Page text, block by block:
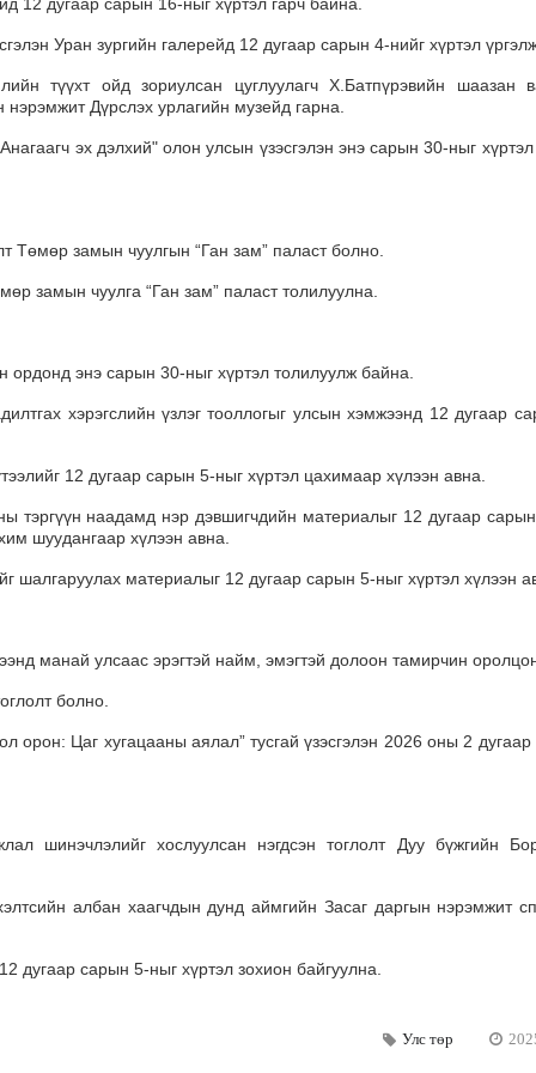
Уран зургийн галерейд 12 дугаар сарын 4-нийг хүртэл
түүхт ойд зориулсан цуглуулагч Х.Батпүрэвийн шаазан
Дүрслэх урлагийн музейд гарна.
эх дэлхий" олон улсын үзэсгэлэн энэ сарын 30-ныг
Төмөр замын чуулгын “Ган зам” паласт болно.
замын чуулга “Ган зам” паласт толилуулна.
ордонд энэ сарын 30-ныг хүртэл толилуулж байна.
хэрэгслийн үзлэг тооллогыг улсын хэмжээнд 12 дугаар
12 дугаар сарын 5-ныг хүртэл цахимаар хүлээн авна.
тэргүүн наадамд нэр дэвшигчдийн материалыг 12 дугаар
шуудангаар хүлээн авна.
шалгаруулах материалыг 12 дугаар сарын 5-ныг хүртэл хүлээн
манай улсаас эрэгтэй найм, эмэгтэй долоон тамирчин
болно.
Цаг хугацааны аялал” тусгай үзэсгэлэн 2026 оны 2
шинэчлэлийг хослуулсан нэгдсэн тоглолт Дуу бүжгийн
албан хаагчдын дунд аймгийн Засаг даргын нэрэмжит
дугаар сарын 5-ныг хүртэл зохион байгуулна.
Улс төр